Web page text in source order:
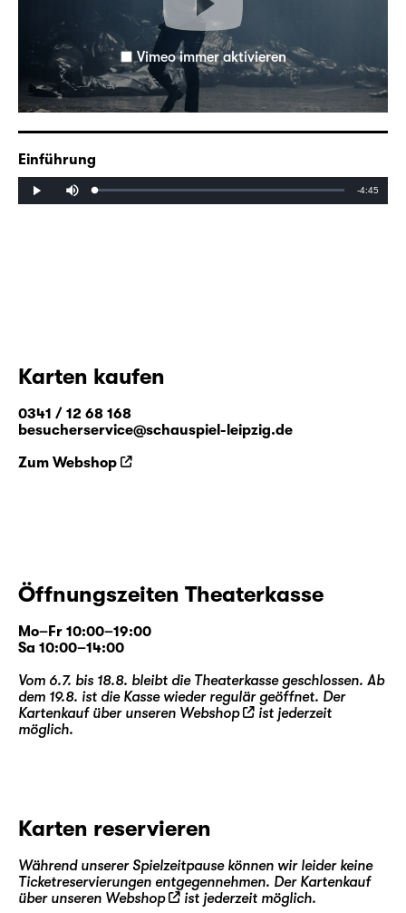
Vimeo immer aktivieren
Einführung
Play Loaded:
Progress:
Remaining
-4:45
Karten kaufen
0341 / 12 68 168
besucherservice@schauspiel-leipzig.de
Zum Webshop
Öffnungszeiten Theaterkasse
Mo–Fr 10:00–19:00
Sa 10:00–14:00
Vom 6.7. bis 18.8. bleibt die Theaterkasse geschlossen. Ab
dem 19.8. ist die Kasse wieder regulär geöffnet. Der
Kartenkauf über unseren Webshop
ist jederzeit
möglich.
Karten reservieren
Während unserer Spielzeitpause können wir leider keine
Ticketreservierungen entgegennehmen. Der Kartenkauf
über unseren Webshop ist jederzeit möglich.